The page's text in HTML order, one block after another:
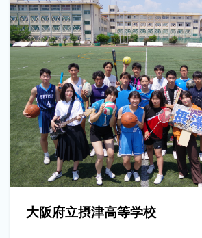
大阪府立摂津高等学校